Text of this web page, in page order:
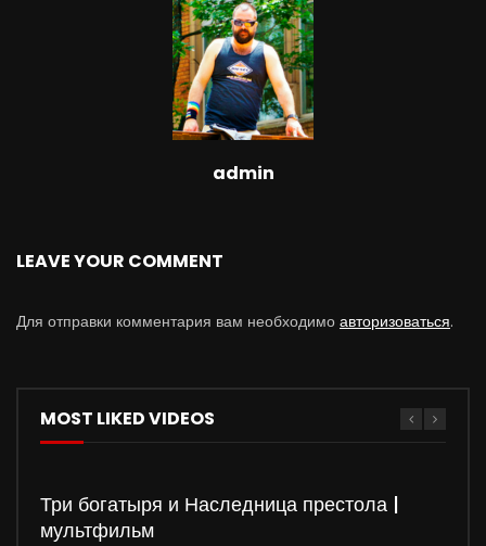
admin
LEAVE YOUR COMMENT
Для отправки комментария вам необходимо авторизоваться.
MOST LIKED VIDEOS
Три богатыря и Наследница престола |
мультфильм